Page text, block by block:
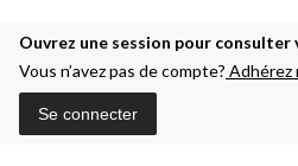
Ouvrez une session pour
Vous n’avez pas de compte? Adhérez
Se connecter